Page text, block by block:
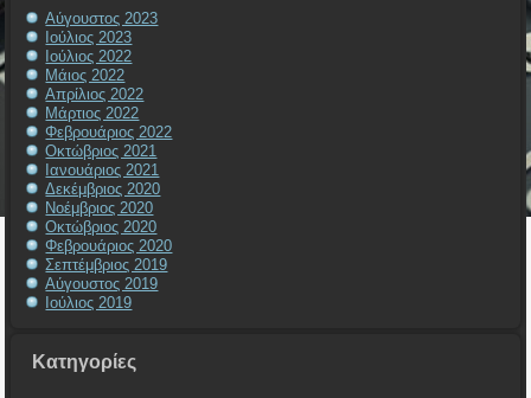
Αύγουστος 2023
Ιούλιος 2023
Ιούλιος 2022
Μάιος 2022
Απρίλιος 2022
Μάρτιος 2022
Φεβρουάριος 2022
Οκτώβριος 2021
Ιανουάριος 2021
Δεκέμβριος 2020
Νοέμβριος 2020
Οκτώβριος 2020
Φεβρουάριος 2020
Σεπτέμβριος 2019
Αύγουστος 2019
Ιούλιος 2019
Kατηγορίες